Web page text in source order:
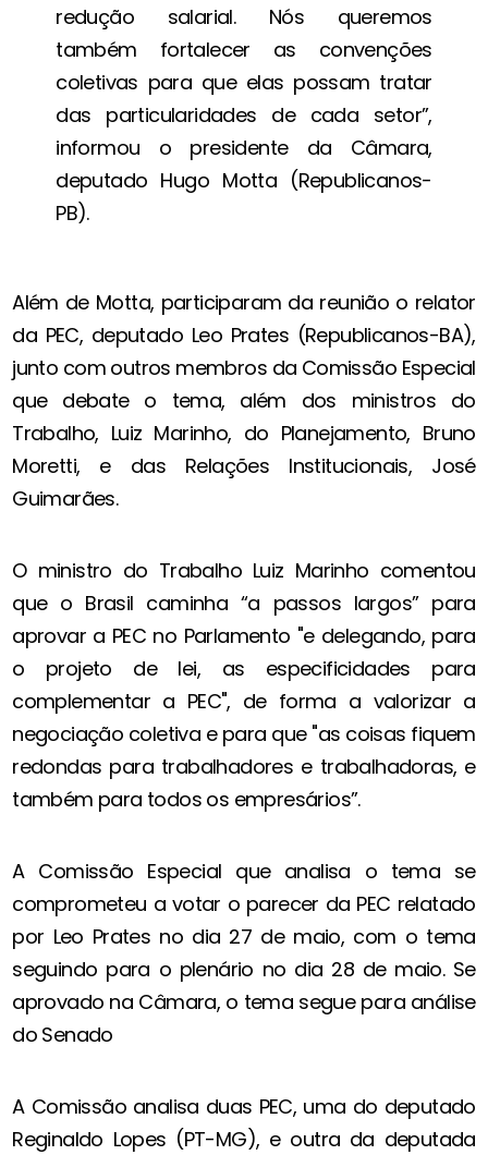
redução salarial. Nós queremos
também fortalecer as convenções
coletivas para que elas possam tratar
das particularidades de cada setor”,
informou o presidente da Câmara,
deputado Hugo Motta (Republicanos-
PB).
Além de Motta, participaram da reunião o relator
da PEC, deputado Leo Prates (Republicanos-BA),
junto com outros membros da Comissão Especial
que debate o tema, além dos ministros do
Trabalho, Luiz Marinho, do Planejamento, Bruno
Moretti, e das Relações Institucionais, José
Guimarães.
O ministro do Trabalho Luiz Marinho comentou
que o Brasil caminha “a passos largos” para
aprovar a PEC no Parlamento "e delegando, para
o projeto de lei, as especificidades para
complementar a PEC", de forma a valorizar a
negociação coletiva e para que "as coisas fiquem
redondas para trabalhadores e trabalhadoras, e
também para todos os empresários”.
A Comissão Especial que analisa o tema se
comprometeu a votar o parecer da PEC relatado
por Leo Prates no dia 27 de maio, com o tema
seguindo para o plenário no dia 28 de maio. Se
aprovado na Câmara, o tema segue para análise
do Senado
A Comissão analisa duas PEC, uma do deputado
Reginaldo Lopes (PT-MG), e outra da deputada